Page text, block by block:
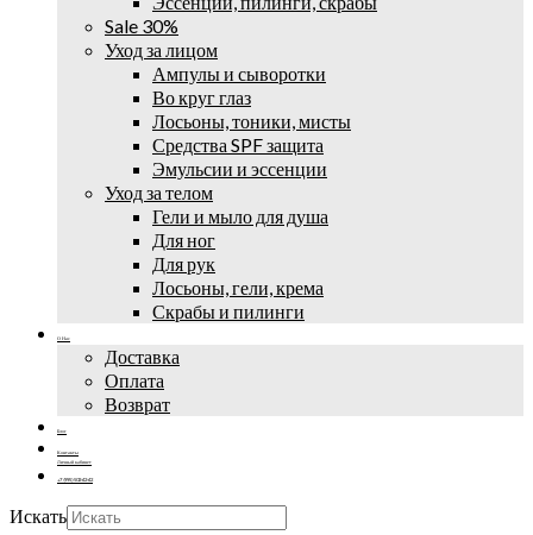
Sale 30%
Уход за лицом
Ампулы и сыворотки
Во круг глаз
Лосьоны, тоники, мисты
Средства SPF защита
Эмульсии и эссенции
Уход за телом
Гели и мыло для душа
Для ног
Для рук
Лосьоны, гели, крема
Скрабы и пилинги
О Нас
Доставка
Оплата
Возврат
Блог
Контакты
Личный кабинет
+7 (995) 502-42-42
Искать